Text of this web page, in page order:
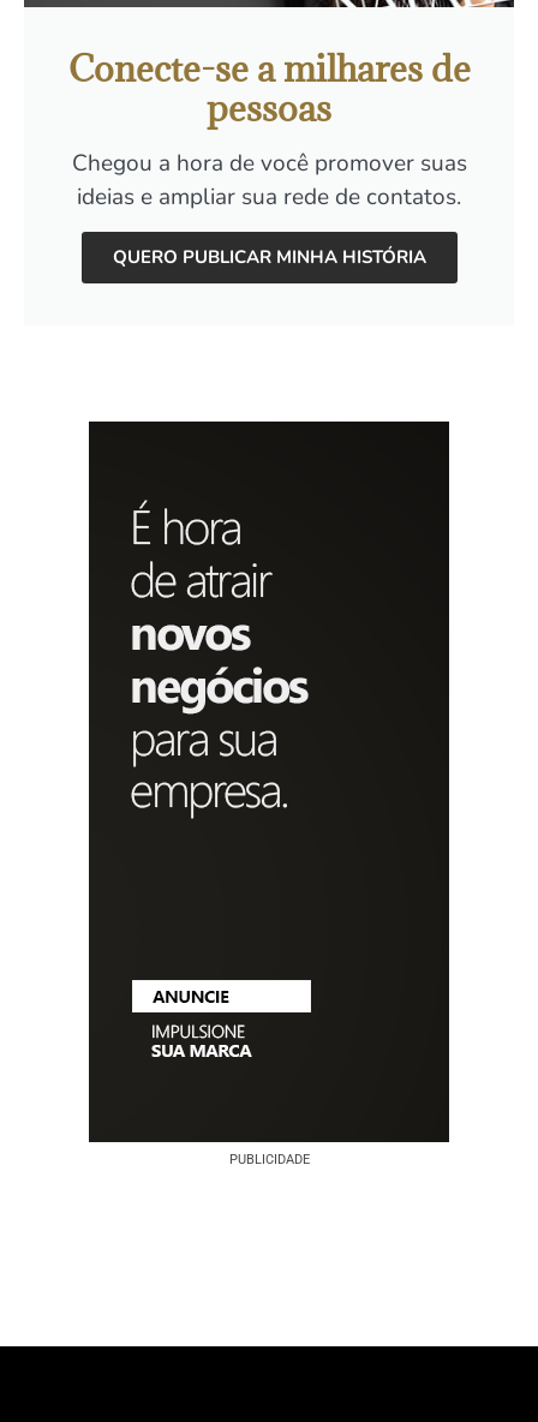
Conecte-se a milhares de
pessoas
Chegou a hora de você promover suas
ideias e ampliar sua rede de contatos.
QUERO PUBLICAR MINHA HISTÓRIA
PUBLICIDADE